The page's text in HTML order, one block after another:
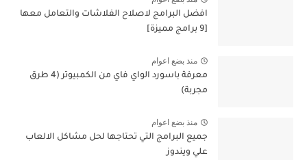
افضل البرامج لاصلاح الفلاشات والتعامل معها
منذ بضع اعوام
معرفة باسورد الواي فاي من الكمبيوتر (4 طرق
مجربة)
منذ بضع اعوام
جميع البرامج التي تحتاجها لحل مشاكل الالعاب
علي ويندوز